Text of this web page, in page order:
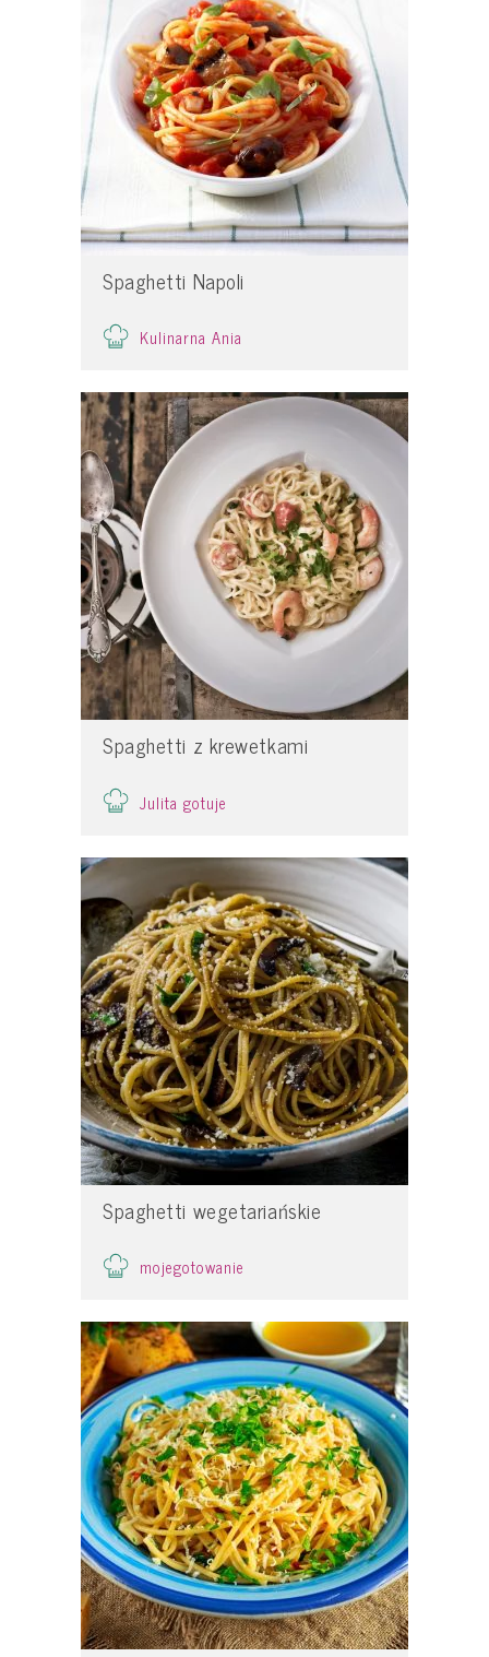
Spaghetti Napoli
Kulinarna Ania
Spaghetti z krewetkami
Julita gotuje
Spaghetti wegetariańskie
mojegotowanie